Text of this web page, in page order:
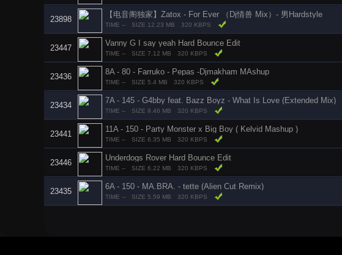
23898
【电音阁独家】Zatox - For Ever （Dj情兽 Mix）- 男Hardstyle
TIME -- SIZE 12.23 MB 320 KBPS
23447
Vanny G I say yeah Hard Bounce Edit
TIME -- SIZE 7.12 MB 320 KBPS
23436
8A - 80 - Farruko - Pepas -Djmakham MAshup
TIME -- SIZE 5.4 MB 320 KBPS
23434
7A - 145 - G4bby feat. Bazz Boyz - What Is Love (Extended Mix)
TIME -- SIZE 9.46 MB 320 KBPS
23441
11A - 150 - Party Monster x Big Boy ( Kelvid Mashup )
TIME -- SIZE 6.35 MB 320 KBPS
23446
Underdogs Rover Hard Bounce Edit
TIME -- SIZE 6.22 MB 320 KBPS
23435
6A - 150 - MA.BRA. - tette (Alien Cut Remix)
TIME -- SIZE 5.59 MB 320 KBPS